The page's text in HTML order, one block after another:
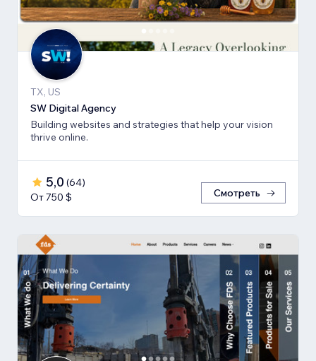
TX, US
SW Digital Agency
Building websites and strategies that help your vision
thrive online.
5,0 (64)
От 750 $
Смотреть